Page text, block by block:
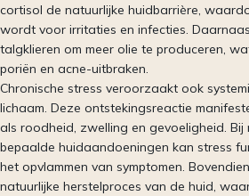
cortisol de natuurlijke huidbarrière,
wordt voor irritaties en infecties.
talgklieren om meer olie te produceren,
poriën en acne-uitbraken.
Chronische stress veroorzaakt ook
lichaam. Deze ontstekingsreactie
als roodheid, zwelling en gevoeligheid.
bepaalde huidaandoeningen kan stress
het opvlammen van symptomen.
natuurlijke herstelproces van de huid,